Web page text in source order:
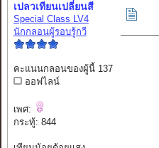
เปลวเทียนเปลี่ยนสี
Special Class LV4
นักกลอนผู้รอบรู้กวี
คะแนนกลอนของผู้นี้ 137
ออฟไลน์
เพศ:
กระทู้: 844